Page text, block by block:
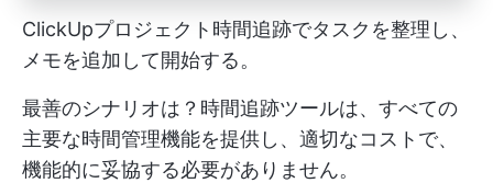
ClickUpプロジェクト時間追跡でタスクを整理し、
メモを追加して開始する。
最善のシナリオは？時間追跡ツールは、すべての
主要な時間管理機能を提供し、適切なコストで、
機能的に妥協する必要がありません。